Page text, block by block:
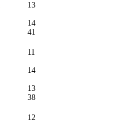
13
14
41
11
14
13
38
12